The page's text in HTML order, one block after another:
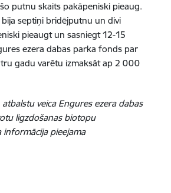
putnu skaits pakāpeniski pieaug.
septiņi bridējputnu un divi
pieaugt un sasniegt 12-15
ezera dabas parka fonds par
gadu varētu izmaksāt ap 2 000
veica Engures ezera dabas
ligzdošanas biotopu
informācija pieejama